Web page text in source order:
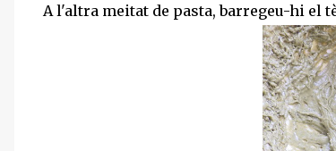
A l'altra meitat de pasta, barregeu-hi el